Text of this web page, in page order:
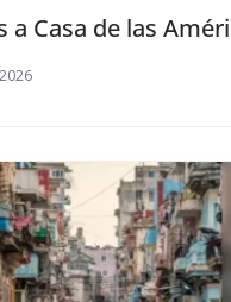
a Casa de las